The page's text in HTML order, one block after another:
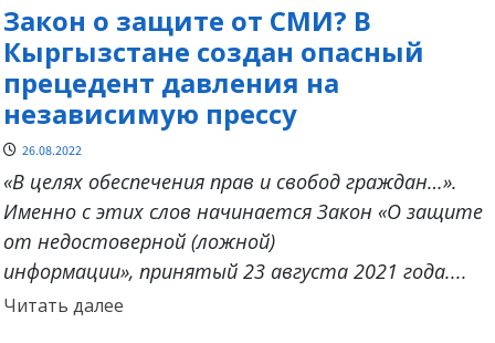
Закон о защите от СМИ? В
Кыргызстане создан опасный
прецедент давления на
независимую прессу
26.08.2022
«В целях обеспечения прав и свобод граждан…».
Именно с этих слов начинается Закон «О защите
от недостоверной (ложной)
информации», принятый 23 августа 2021 года....
Читать далееПрочитать